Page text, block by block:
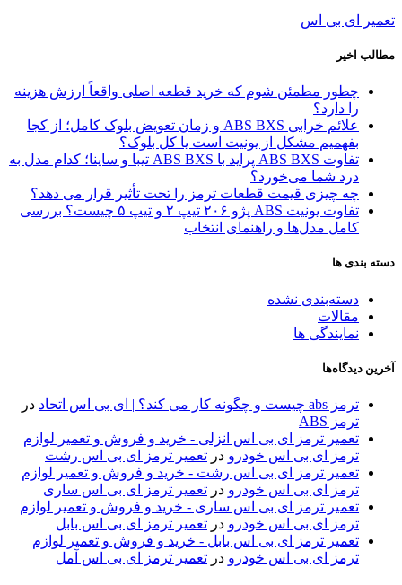
تعمیر ای بی اس
مطالب اخیر
چطور مطمئن شوم که خرید قطعه اصلی واقعاً ارزش هزینه
را دارد؟
علائم خرابی ABS BXS و زمان تعویض بلوک کامل؛ از کجا
بفهمیم مشکل از یونیت است یا کل بلوک؟
تفاوت ABS BXS پراید با ABS BXS تیبا و ساینا؛ کدام مدل به
درد شما می‌خورد؟
چه چیزی قیمت قطعات ترمز را تحت تأثیر قرار می دهد؟
تفاوت یونیت ABS پژو ۲۰۶ تیپ ۲ و تیپ ۵ چیست؟ بررسی
کامل مدل‌ها و راهنمای انتخاب
دسته بندی ها
دسته‌بندی نشده
مقالات
نمایندگی ها
آخرین دیدگاه‌ها
ترمز abs چیست و چگونه کار می کند؟ | ای بی اس اتحاد
در
ترمز ABS
تعمیر ترمز ای بی اس انزلی - خرید و فروش و تعمیر لوازم
ترمز ای بی اس خودرو در تعمیر ترمز ای بی اس رشت
تعمیر ترمز ای بی اس رشت - خرید و فروش و تعمیر لوازم
ترمز ای بی اس خودرو در تعمیر ترمز ای بی اس ساری
تعمیر ترمز ای بی اس ساری - خرید و فروش و تعمیر لوازم
ترمز ای بی اس خودرو در تعمیر ترمز ای بی اس بابل
تعمیر ترمز ای بی اس بابل - خرید و فروش و تعمیر لوازم
ترمز ای بی اس خودرو در تعمیر ترمز ای بی اس آمل